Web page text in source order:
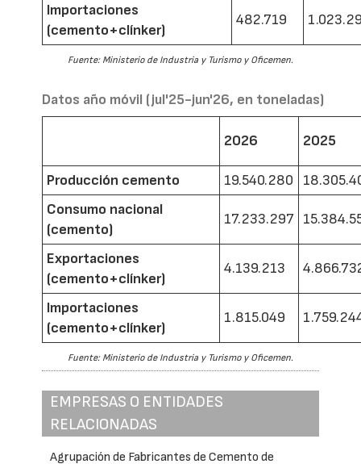
Importaciones
(cemento+clínker)
482.719
Fuente: Ministerio de Industria y Turismo y Oficemen.
Datos año móvil (jul'25-jun'26, en toneladas)
2026 2025
Producción cemento 19.540.280
Consumo nacional
(cemento)
17.233.297
Exportaciones
(cemento+clínker)
4.139.213
Importaciones
(cemento+clínker)
1.815.049
Fuente: Ministerio de Industria y Turismo y Oficemen.
EMPRESAS O ENTIDADES
RELACIONADAS
Agrupación de Fabricantes de Cemento de